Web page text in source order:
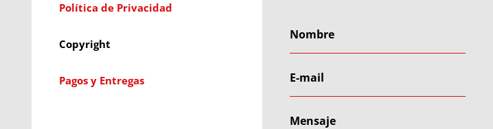
Política de Privacidad
Copyright
Pagos y Entregas